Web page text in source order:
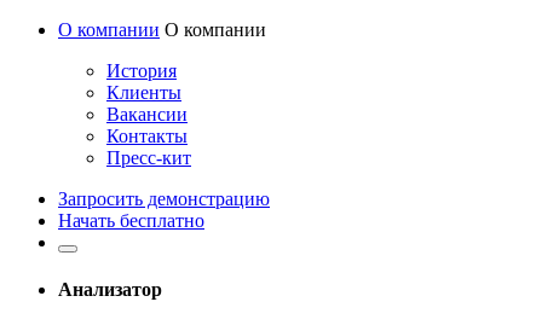
О компании О компании
История
Клиенты
Вакансии
Контакты
Пресс-кит
Запросить демонстрацию
Начать бесплатно
Анализатор